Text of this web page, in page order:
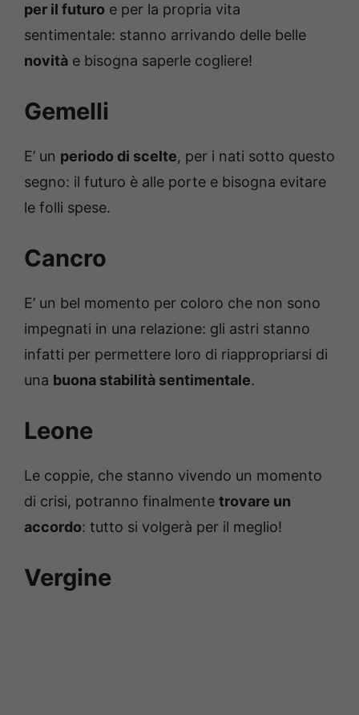
per il futuro e per la propria vita
sentimentale: stanno arrivando delle belle
novità e bisogna saperle cogliere!
Gemelli
E’ un periodo di scelte, per i nati sotto questo
segno: il futuro è alle porte e bisogna evitare
le folli spese.
Cancro
E’ un bel momento per coloro che non sono
impegnati in una relazione: gli astri stanno
infatti per permettere loro di riappropriarsi di
una buona stabilità sentimentale.
Leone
Le coppie, che stanno vivendo un momento
di crisi, potranno finalmente trovare un
accordo: tutto si volgerà per il meglio!
Vergine